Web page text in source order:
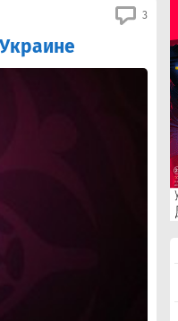
3